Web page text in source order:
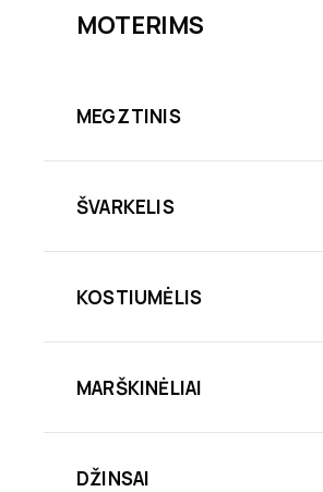
MOTERIMS
MEGZTINIS
ŠVARKELIS
KOSTIUMĖLIS
MARŠKINĖLIAI
DŽINSAI